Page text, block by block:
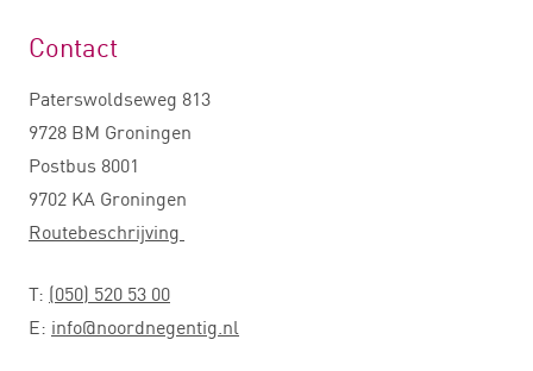
Contact
Paterswoldseweg 813
9728 BM Groningen
Postbus 8001
9702 KA Groningen
Routebeschrijving
T: (050) 520 53 00
E: info@noordnegentig.nl